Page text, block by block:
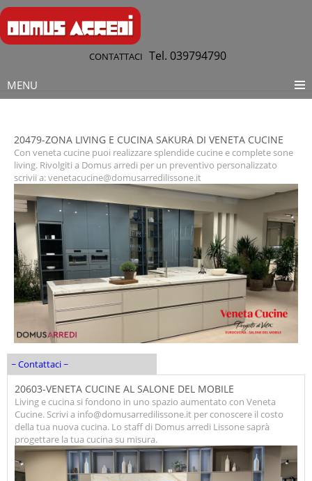
CONTATTACI Tel. 039794790
MENU
20479-ZONA LIVING E CUCINA SAKURA DI VENETA CUCINE
Con veneta cucine puoi realizzare splendide cucine e complete sone
living. Rivolgiti a Domus arredi per un preventivo personalizzato
scrivii a: venetacucine@domusarredilissone.it
~ Contattaci ~
20603-VENETA CUCINE AL SALONE DEL MOBILE
Living e cucina si fondono in uno spazio aumentato con Veneta
Cucine. Scrivi a info@domusarredilissone.it per conoscere il costo
della tua nuova cucina. Lo staff di Domus arredi Lissone saprà
progettare la tua cucina su misura.